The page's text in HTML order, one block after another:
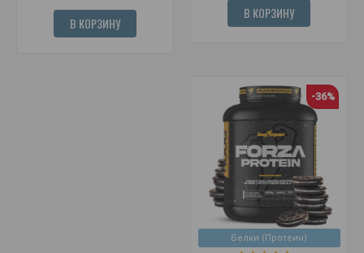
В КОРЗИНУ
В КОРЗИНУ
Белки (Протеин)
-36%